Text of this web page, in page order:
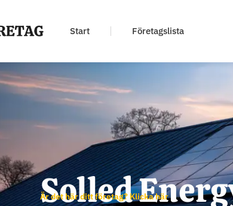
Start Företagslista
Solled
Är det här ditt företag? Klicka här